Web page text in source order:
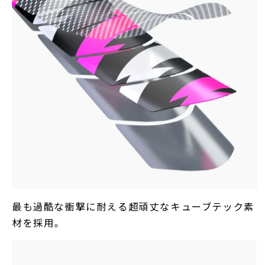
最も過酷な衝撃に耐える超頑丈なキューブテック素
材を採用。